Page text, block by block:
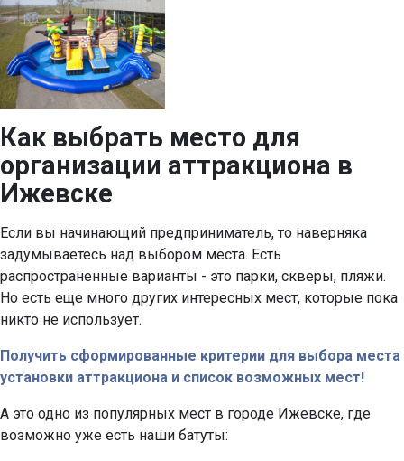
Как выбрать место для
организации аттракциона в
Ижевске
Если вы начинающий предприниматель, то наверняка
задумываетесь над выбором места. Есть
распространенные варианты - это парки, скверы, пляжи.
Но есть еще много других интересных мест, которые пока
никто не использует.
Получить сформированные критерии для выбора места
установки аттракциона и список возможных мест!
А это одно из популярных мест в городе Ижевске, где
возможно уже есть наши батуты: